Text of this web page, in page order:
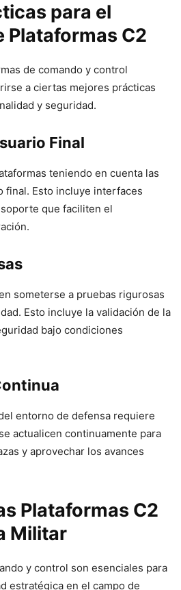
para el
Plataformas C2
de comando y control
a ciertas mejores prácticas
y seguridad.
Final
teniendo en cuenta las
final. Esto incluye interfaces
que faciliten el
someterse a pruebas rigurosas
Esto incluye la validación de la
bajo condiciones
entorno de defensa requiere
actualicen continuamente para
y aprovechar los avances
Plataformas C2
Militar
y control son esenciales para
estratégica en el campo de